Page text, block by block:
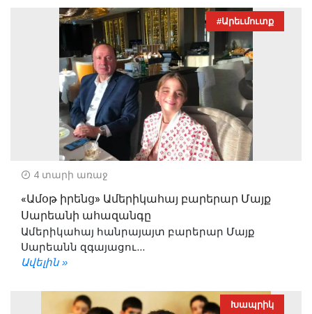
#Արեւմուտք
4 տարի առաջ
«Ամօթ իրենց» Ամերիկահայ բարերար Մայք
Սարեանի ահազանգը
Ամերիկահայ հանրայայտ բարերար Մայք
Սարեանն զգայացու...
Ավելին »
Խապրիկ